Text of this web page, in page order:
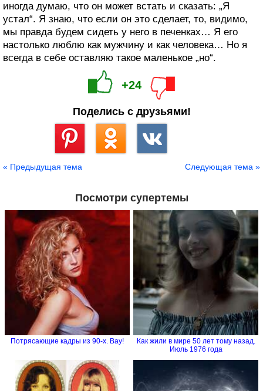
иногда думаю, что он может встать и сказать: „Я
устал“. Я знаю, что если он это сделает, то, видимо,
мы правда будем сидеть у него в печенках… Я его
настолько люблю как мужчину и как человека… Но я
всегда в себе оставляю такое маленькое „но“.
+24
Поделись с друзьями!
« Предыдущая тема Следующая тема »
Посмотри супертемы
Потрясающие кадры из 90-х. Вау!
Как жили в мире 50 лет тому назад.
Июль 1976 года